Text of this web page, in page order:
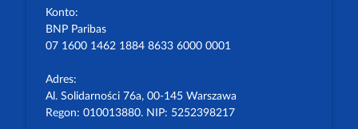
Konto:
BNP Paribas
07 1600 1462 1884 8633 6000 0001
Adres:
Al. Solidarności 76a, 00-145 Warszawa
Regon: 010013880. NIP: 5252398217